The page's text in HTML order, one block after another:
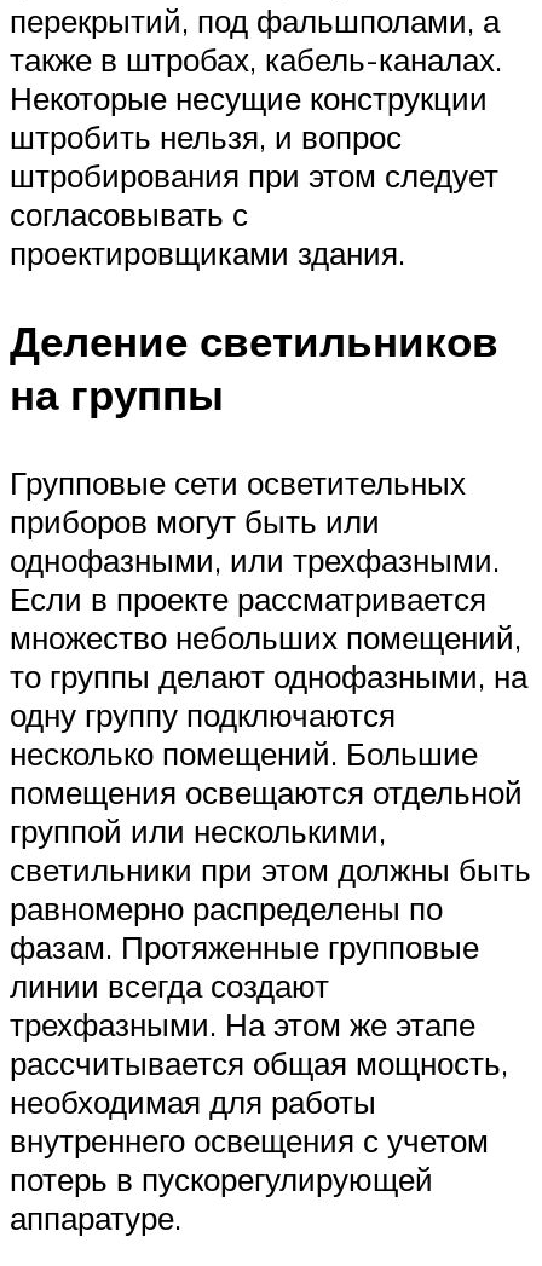
перекрытий, под фальшполами, а
также в штробах, кабель-каналах.
Некоторые несущие конструкции
штробить нельзя, и вопрос
штробирования при этом следует
согласовывать с
проектировщиками здания.
Деление светильников
на группы
Групповые сети осветительных
приборов могут быть или
однофазными, или трехфазными.
Если в проекте рассматривается
множество небольших помещений,
то группы делают однофазными, на
одну группу подключаются
несколько помещений. Большие
помещения освещаются отдельной
группой или несколькими,
светильники при этом должны быть
равномерно распределены по
фазам. Протяженные групповые
линии всегда создают
трехфазными. На этом же этапе
рассчитывается общая мощность,
необходимая для работы
внутреннего освещения с учетом
потерь в пускорегулирующей
аппаратуре.